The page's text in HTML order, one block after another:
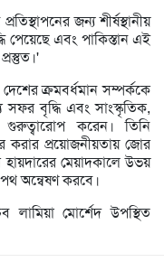
জন্য শীর্ষস্থানীয়
পেয়েছে এবং পাকিস্তান এই
ক্রমবর্ধমান সম্পর্ককে
সফর বৃদ্ধি এবং সাংস্কৃতিক,
করেন। তিনি
করার প্রয়োজনীয়তায় জোর
মেয়াদকালে উভয়
অন্বেষণ করবে।
মোর্শেদ উপস্থিত